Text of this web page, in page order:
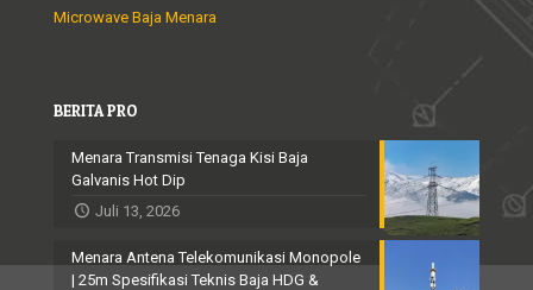
Microwave Baja Menara
BERITA PRO
Menara Transmisi Tenaga Kisi Baja
Galvanis Hot Dip
Juli 13, 2026
Menara Antena Telekomunikasi Monopole
| 25m Spesifikasi Teknis Baja HDG &